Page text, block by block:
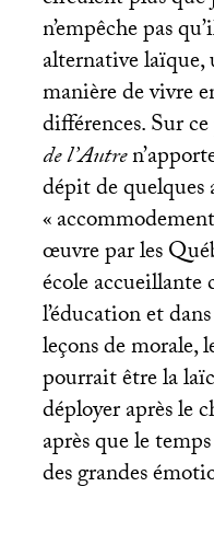
n’empêche pas
alternative laïque,
manière de vivre
différences. Sur
de l’Autre
dépit de quelques
«
œuvre par les
école accueillante
l’éducation et
leçons de morale,
pourrait être la
déployer après le
après que le
des grandes